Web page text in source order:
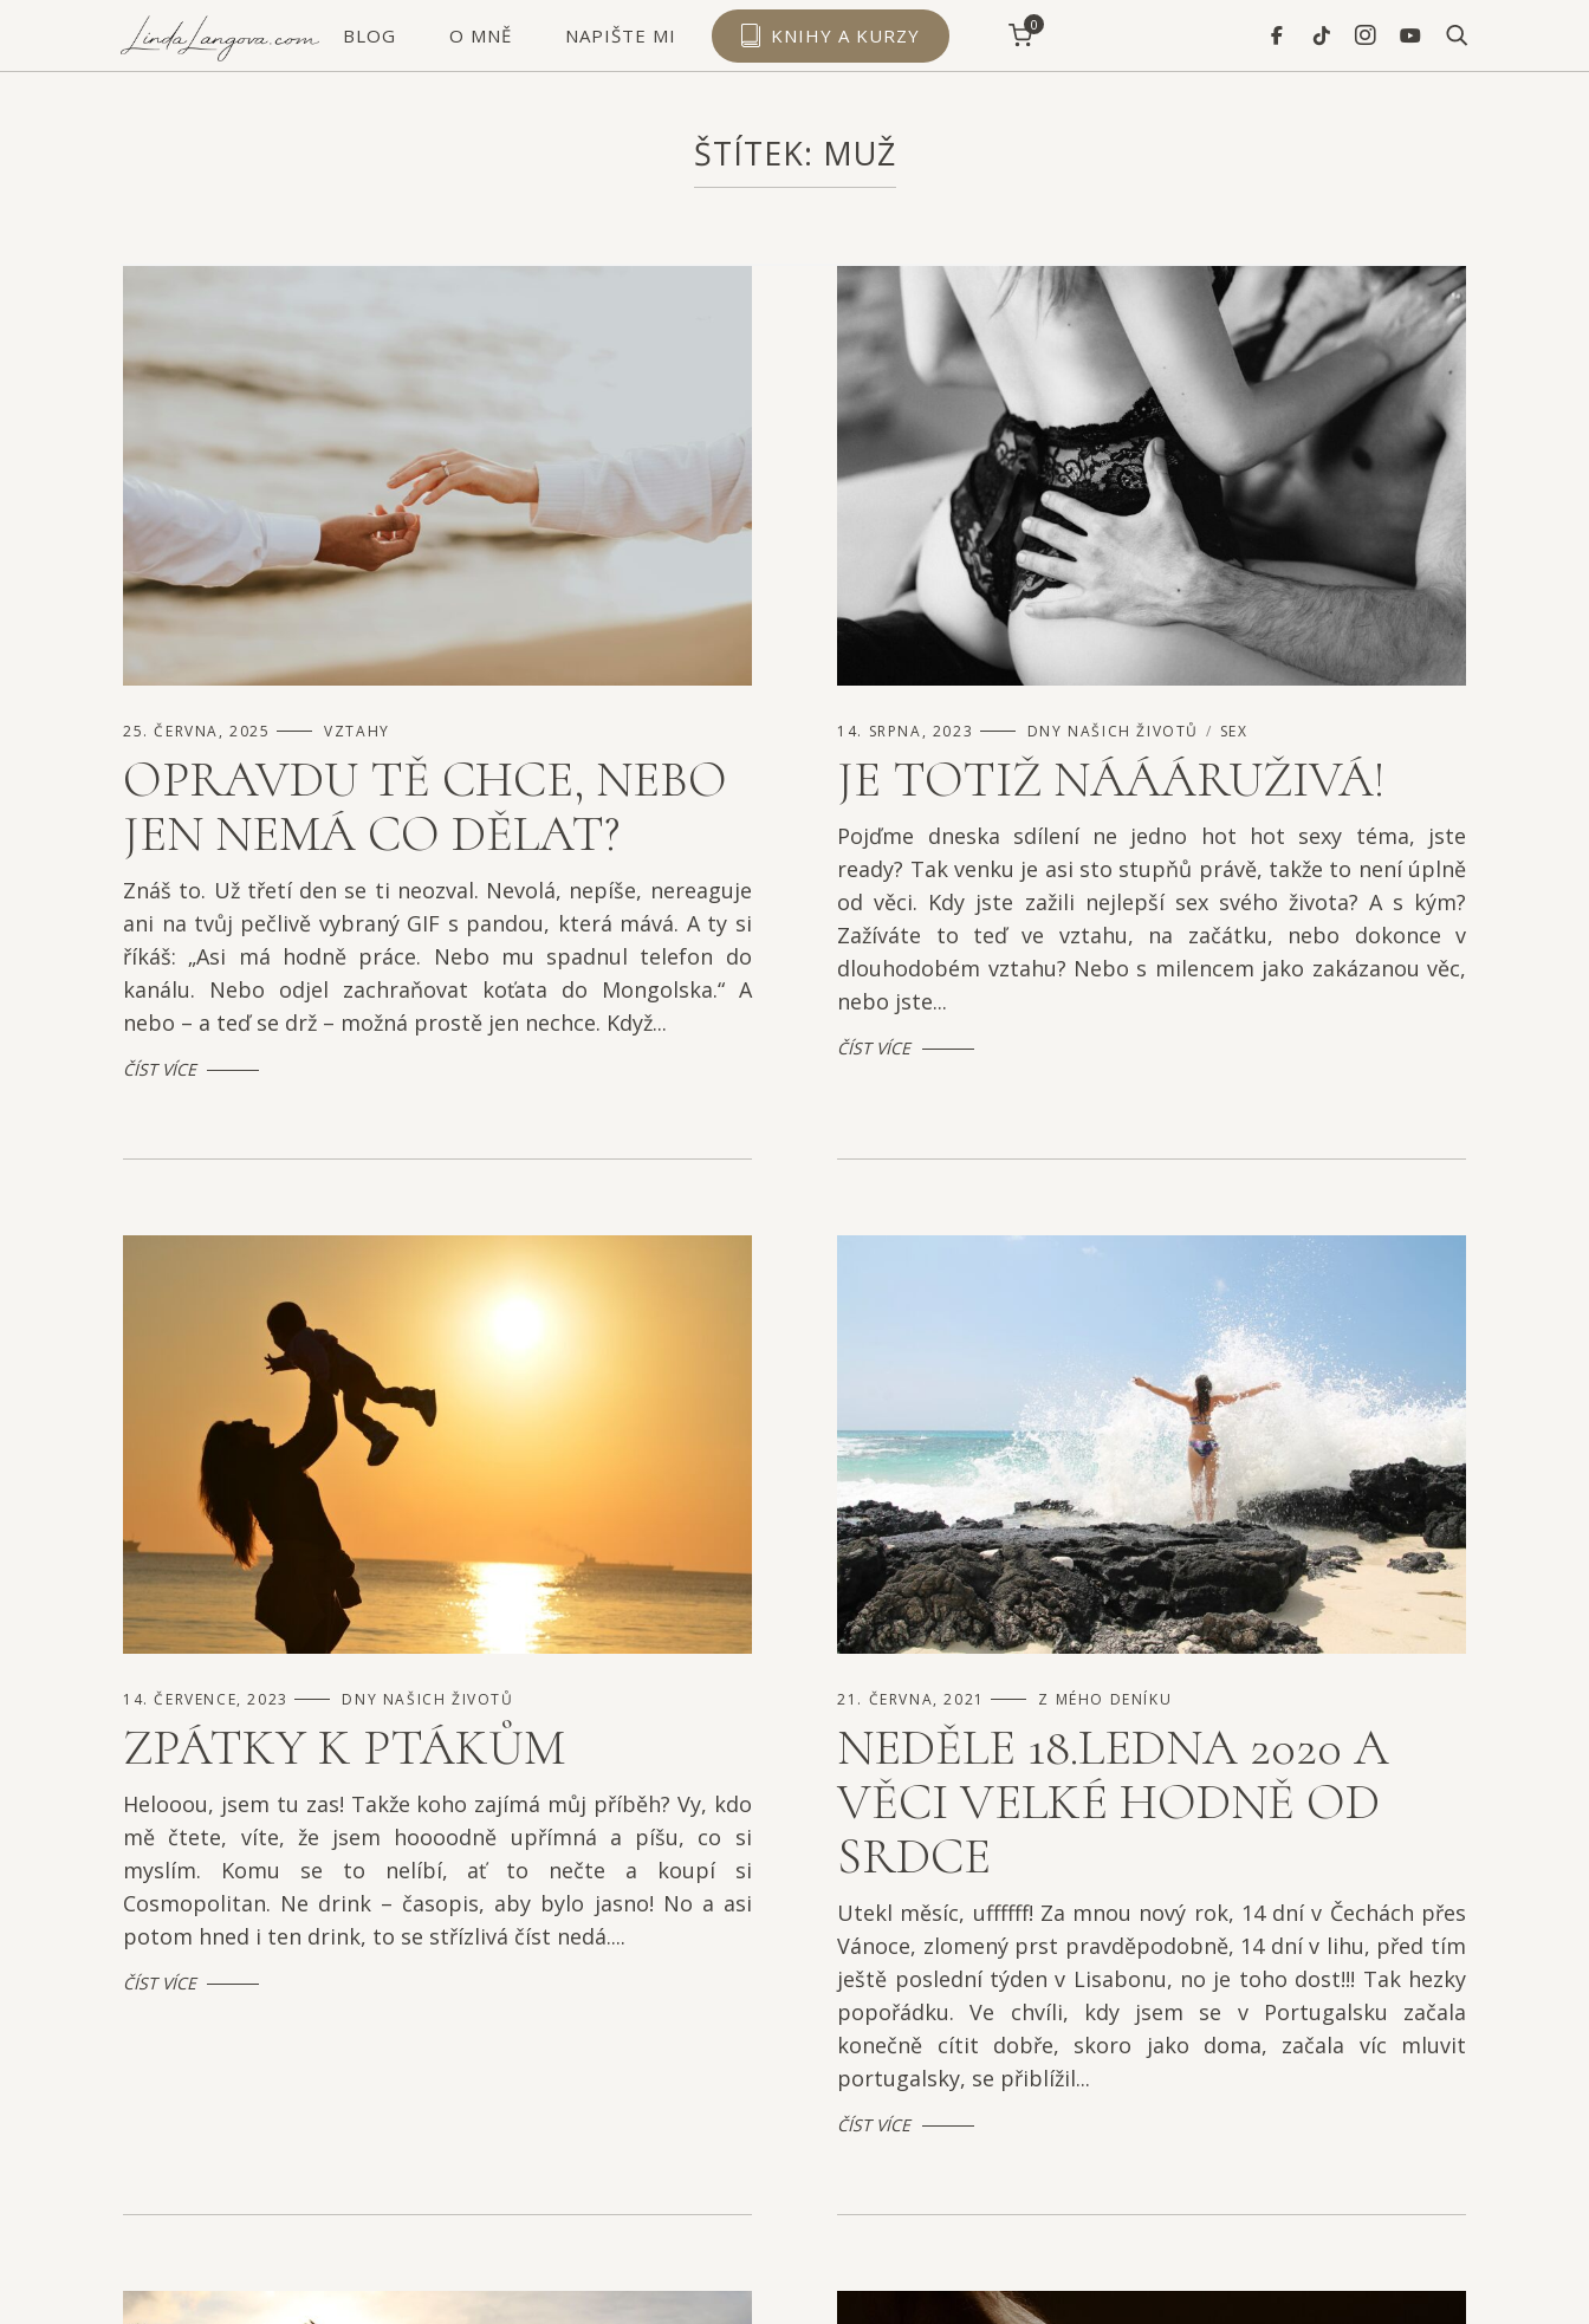
content
Home BLOG O MNĚ NAPIŠTE MI KNIHY A KURZY
View shopping cart
0
ŠTÍTEK: MUŽ
25. ČERVNA, 2025 VZTAHY
OPRAVDU TĚ CHCE, NEBO
JEN NEMÁ CO DĚLAT?
Znáš to. Už třetí den se ti neozval. Nevolá, nepíše, nereaguje
ani na tvůj pečlivě vybraný GIF s pandou, která mává. A ty si
říkáš: „Asi má hodně práce. Nebo mu spadnul telefon do
kanálu. Nebo odjel zachraňovat koťata do Mongolska.“ A
nebo – a teď se drž – možná prostě jen nechce. Když...
ČÍST VÍCE
14. SRPNA, 2023 DNY NAŠICH ŽIVOTŮ SEX
JE TOTIŽ NÁÁÁRUŽIVÁ!
Pojďme dneska sdílení ne jedno hot hot sexy téma, jste
ready? Tak venku je asi sto stupňů právě, takže to není úplně
od věci. Kdy jste zažili nejlepší sex svého života? A s kým?
Zažíváte to teď ve vztahu, na začátku, nebo dokonce v
dlouhodobém vztahu? Nebo s milencem jako zakázanou věc,
nebo jste...
ČÍST VÍCE
14. ČERVENCE, 2023 DNY NAŠICH ŽIVOTŮ
ZPÁTKY K PTÁKŮM
Helooou, jsem tu zas! Takže koho zajímá můj příběh? Vy, kdo
mě čtete, víte, že jsem hoooodně upřímná a píšu, co si
myslím. Komu se to nelíbí, ať to nečte a koupí si
Cosmopolitan. Ne drink – časopis, aby bylo jasno! No a asi
potom hned i ten drink, to se střízlivá číst nedá....
ČÍST VÍCE
21. ČERVNA, 2021 Z MÉHO DENÍKU
NEDĚLE 18.LEDNA 2020 A
VĚCI VELKÉ HODNĚ OD
SRDCE
Utekl měsíc, uffffff! Za mnou nový rok, 14 dní v Čechách přes
Vánoce, zlomený prst pravděpodobně, 14 dní v lihu, před tím
ještě poslední týden v Lisabonu, no je toho dost!!! Tak hezky
popořádku. Ve chvíli, kdy jsem se v Portugalsku začala
konečně cítit dobře, skoro jako doma, začala víc mluvit
portugalsky, se přiblížil...
ČÍST VÍCE